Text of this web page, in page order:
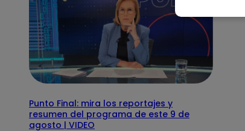
Punto Final: mira los reportajes y
resumen del programa de este 9 de
agosto | VIDEO